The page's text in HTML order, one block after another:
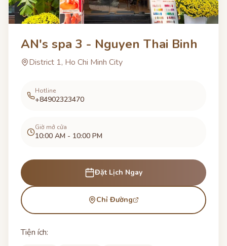
AN's spa 3 - Nguyen Thai Binh
District 1, Ho Chi Minh City
Hotline
+84902323470
Giờ mở cửa
10:00 AM - 10:00 PM
Đặt Lịch Ngay
Chỉ Đường
Tiện ích: